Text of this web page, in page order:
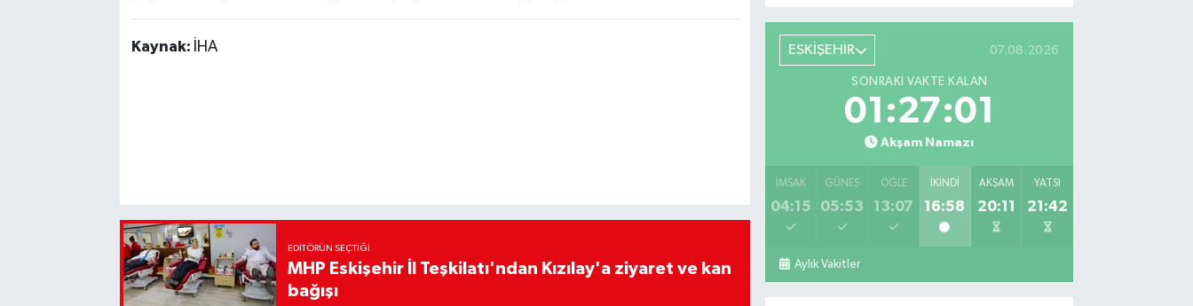
Kaynak: İHA
EDITÖRÜN SEÇTIĞI
MHP Eskişehir İl Teşkilatı'ndan Kızılay'a ziyaret ve kan
bağışı
ESKİŞEHİR 07.08.2026
SONRAKI VAKTE KALAN
01:27:00
Akşam Namazı
İMSAK
04:15
GÜNEŞ
05:53
ÖĞLE
13:07
İKINDI
16:58
AKŞAM
20:11
YATSI
21:42
Aylık Vakitler